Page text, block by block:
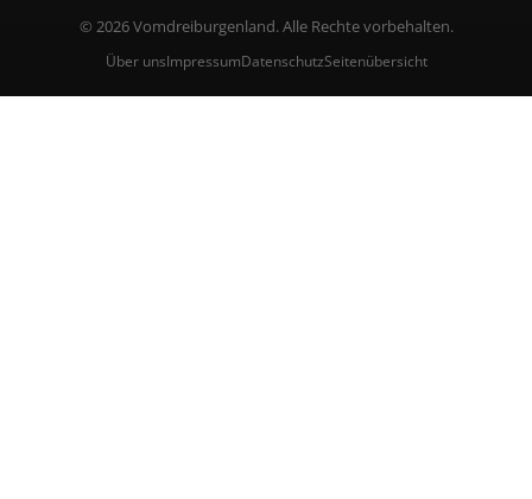
© 2026 Vomdreiburgenland. Alle Rechte vorbehalten.
Über unsImpressumDatenschutzSeitenübersicht